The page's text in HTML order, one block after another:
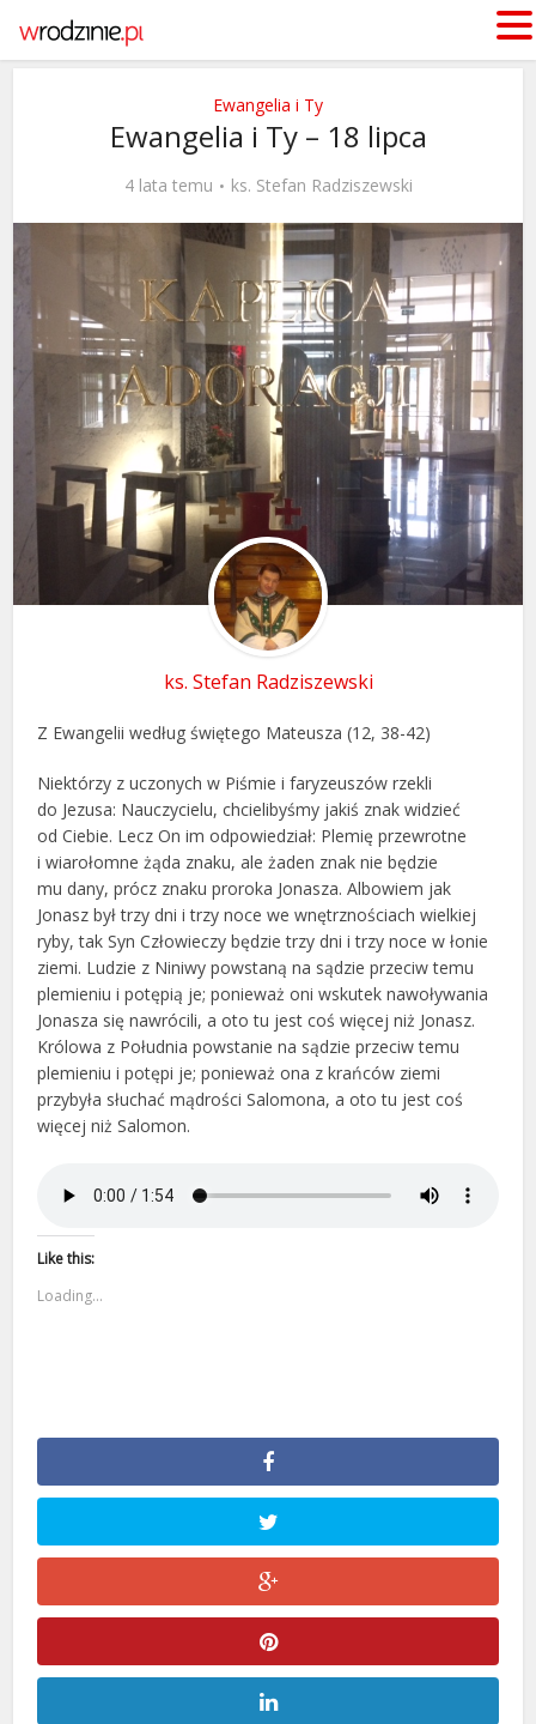
Ewangelia i Ty
Ewangelia i Ty – 18 lipca
4 lata temu ks. Stefan Radziszewski
ks. Stefan Radziszewski
Z Ewangelii według świętego Mateusza (12, 38-42)
Niektórzy z uczonych w Piśmie i faryzeuszów rzekli
do Jezusa: Nauczycielu, chcielibyśmy jakiś znak widzieć
od Ciebie. Lecz On im odpowiedział: Plemię przewrotne
i wiarołomne żąda znaku, ale żaden znak nie będzie
mu dany, prócz znaku proroka Jonasza. Albowiem jak
Jonasz był trzy dni i trzy noce we wnętrznościach wielkiej
ryby, tak Syn Człowieczy będzie trzy dni i trzy noce w łonie
ziemi. Ludzie z Niniwy powstaną na sądzie przeciw temu
plemieniu i potępią je; ponieważ oni wskutek nawoływania
Jonasza się nawrócili, a oto tu jest coś więcej niż Jonasz.
Królowa z Południa powstanie na sądzie przeciw temu
plemieniu i potępi je; ponieważ ona z krańców ziemi
przybyła słuchać mądrości Salomona, a oto tu jest coś
więcej niż Salomon.
Like this:
Loading...